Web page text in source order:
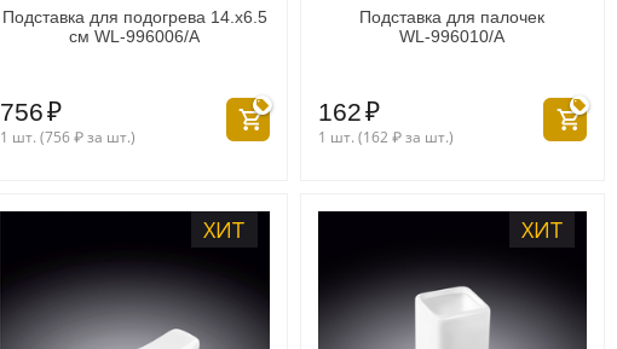
Подставка для подогрева 14.x6.5
см WL‑996006/A
756₽
1 шт. (756₽за шт.)
Подставка для палочек
WL‑996010/A
162₽
1 шт. (162 ₽за шт.)
ХИТ ХИТ